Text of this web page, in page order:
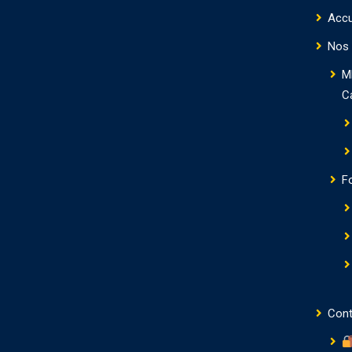
Nos